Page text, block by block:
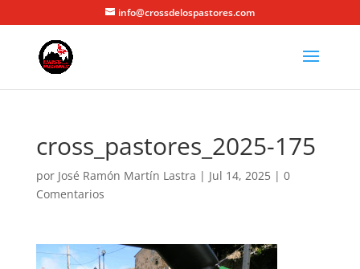
info@crossdelospastores.com
cross_pastores_2025-175
por José Ramón Martín Lastra | Jul 14, 2025| 0
Comentarios